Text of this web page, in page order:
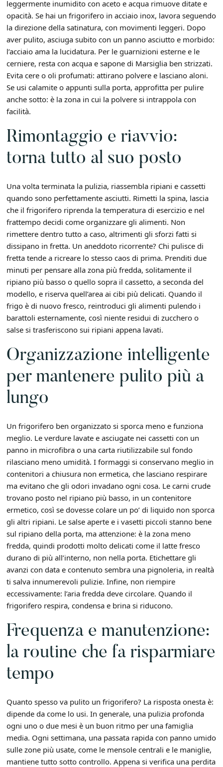
leggermente inumidito con aceto e acqua rimuove ditate e
opacità. Se hai un frigorifero in acciaio inox, lavora seguendo
la direzione della satinatura, con movimenti leggeri. Dopo
aver pulito, asciuga subito con un panno asciutto e morbido:
l’acciaio ama la lucidatura. Per le guarnizioni esterne e le
cerniere, resta con acqua e sapone di Marsiglia ben strizzati.
Evita cere o oli profumati: attirano polvere e lasciano aloni.
Se usi calamite o appunti sulla porta, approfitta per pulire
anche sotto: è la zona in cui la polvere si intrappola con
facilità.
Rimontaggio e riavvio:
torna tutto al suo posto
Una volta terminata la pulizia, riassembla ripiani e cassetti
quando sono perfettamente asciutti. Rimetti la spina, lascia
che il frigorifero riprenda la temperatura di esercizio e nel
frattempo decidi come organizzare gli alimenti. Non
rimettere dentro tutto a caso, altrimenti gli sforzi fatti si
dissipano in fretta. Un aneddoto ricorrente? Chi pulisce di
fretta tende a ricreare lo stesso caos di prima. Prenditi due
minuti per pensare alla zona più fredda, solitamente il
ripiano più basso o quello sopra il cassetto, a seconda del
modello, e riserva quell’area ai cibi più delicati. Quando il
frigo è di nuovo fresco, reintroduci gli alimenti pulendo i
barattoli esternamente, così niente residui di zucchero o
salse si trasferiscono sui ripiani appena lavati.
Organizzazione intelligente
per mantenere pulito più a
lungo
Un frigorifero ben organizzato si sporca meno e funziona
meglio. Le verdure lavate e asciugate nei cassetti con un
panno in microfibra o una carta riutilizzabile sul fondo
rilasciano meno umidità. I formaggi si conservano meglio in
contenitori a chiusura non ermetica, che lasciano respirare
ma evitano che gli odori invadano ogni cosa. Le carni crude
trovano posto nel ripiano più basso, in un contenitore
ermetico, così se dovesse colare un po’ di liquido non sporca
gli altri ripiani. Le salse aperte e i vasetti piccoli stanno bene
sul ripiano della porta, ma attenzione: è la zona meno
fredda, quindi prodotti molto delicati come il latte fresco
durano di più all’interno, non nella porta. Etichettare gli
avanzi con data e contenuto sembra una pignoleria, in realtà
ti salva innumerevoli pulizie. Infine, non riempire
eccessivamente: l’aria fredda deve circolare. Quando il
frigorifero respira, condensa e brina si riducono.
Frequenza e manutenzione:
la routine che fa risparmiare
tempo
Quanto spesso va pulito un frigorifero? La risposta onesta è:
dipende da come lo usi. In generale, una pulizia profonda
ogni uno o due mesi è un buon ritmo per una famiglia
media. Ogni settimana, una passata rapida con panno umido
sulle zone più usate, come le mensole centrali e le maniglie,
mantiene tutto sotto controllo. Appena si verifica una perdita